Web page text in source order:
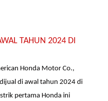
TAHUN 2024 DI
Honda Motor Co.,
di awal tahun 2024 di
pertama Honda ini